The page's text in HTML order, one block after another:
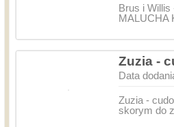
Brus i
MALUCHA
Zuzia -
Data
Zuzia -
skorym do